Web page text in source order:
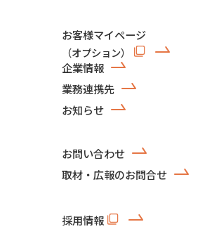
お客様マイページ
（オプション）
企業情報
業務連携先
お知らせ
お問い合わせ
取材・広報のお問合せ
採用情報